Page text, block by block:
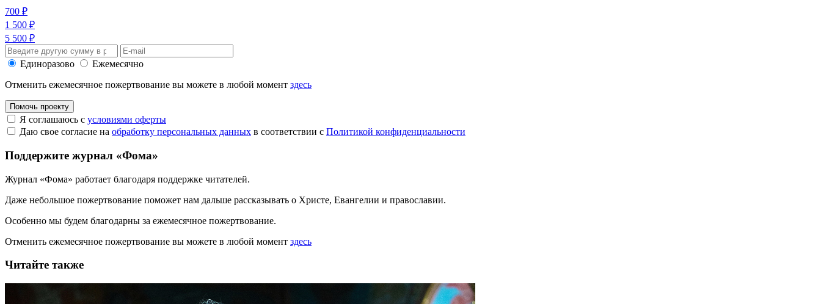
700 ₽
1 500 ₽
5 500 ₽
Единоразово
Ежемесячно
Отменить ежемесячное пожертвование вы можете в любой момент здесь
Помочь проекту
Я соглашаюсь с условиями оферты
Даю свое согласие на обработку персональных данных в соответствии с Политикой конфиденциальности
Поддержите журнал «Фома»
Журнал «Фома» работает благодаря поддержке читателей.
Даже небольшое пожертвование поможет нам дальше рассказывать о Христе, Евангелии и православии.
Особенно мы будем благодарны за ежемесячное пожертвование.
Отменить ежемесячное пожертвование вы можете в любой момент здесь
Читайте также